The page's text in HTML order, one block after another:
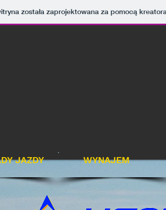
została zaprojektowana za pomocą
JAZDY WYNAJEM